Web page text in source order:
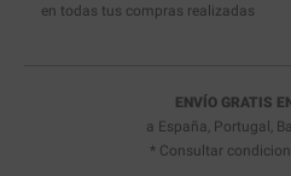
en todas tus compras realizadas
ENVÍO GRATIS
a España, Portugal,
* Consultar